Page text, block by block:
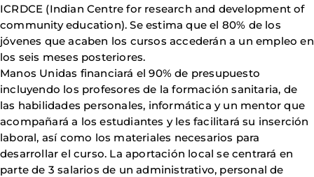
ICRDCE (Indian Centre for research and development of
community education). Se estima que el 80% de los
jóvenes que acaben los cursos accederán a un empleo en
los seis meses posteriores.
Manos Unidas financiará el 90% de presupuesto
incluyendo los profesores de la formación sanitaria, de
las habilidades personales, informática y un mentor que
acompañará a los estudiantes y les facilitará su inserción
laboral, así como los materiales necesarios para
desarrollar el curso. La aportación local se centrará en
parte de 3 salarios de un administrativo, personal de